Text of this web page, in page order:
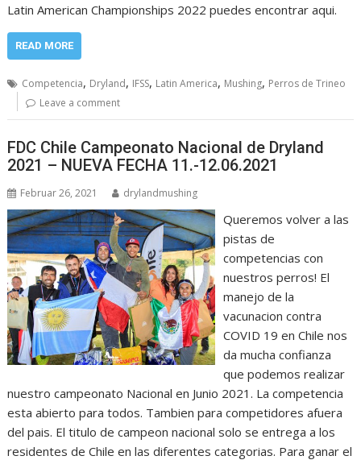
Latin American Championships 2022 puedes encontrar aqui.
READ MORE
Competencia, Dryland, IFSS, Latin America, Mushing, Perros de Trineo
Leave a comment
FDC Chile Campeonato Nacional de Dryland
2021 – NUEVA FECHA 11.-12.06.2021
Februar 26, 2021 drylandmushing
Queremos volver a las
pistas de
competencias con
nuestros perros! El
manejo de la
vacunacion contra
COVID 19 en Chile nos
da mucha confianza
que podemos realizar
nuestro campeonato Nacional en Junio 2021. La competencia
esta abierto para todos. Tambien para competidores afuera
del pais. El titulo de campeon nacional solo se entrega a los
residentes de Chile en las diferentes categorias. Para ganar el